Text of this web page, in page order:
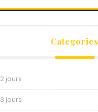
Categories
2 jours
3 jours